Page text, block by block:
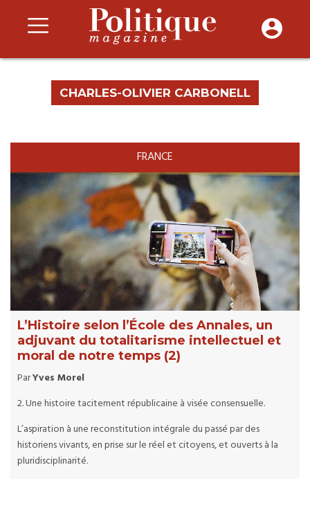
CHARLES-OLIVIER CARBONELL
FRANCE
L’Histoire selon l’École des Annales, un
adjuvant du totalitarisme intellectuel et
moral de notre temps (2)
ParYves Morel
2. Une histoire tacitement républicaine à visée consensuelle.
L’aspiration à une reconstitution intégrale du passé par des
historiens vivants, en prise sur le réel et citoyens, et ouverts à la
pluridisciplinarité.